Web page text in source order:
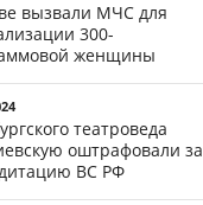
вызвали МЧС для
300-
женщины
театроведа
оштрафовали за
ВС РФ